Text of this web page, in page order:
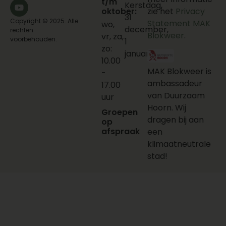
Copyright © 2025. Alle
rechten
voorbehouden.
oktober:
wo,
vr, za,
zo:
10.00
-
17.00
uur
Groepen
op
afspraak
Kerstdag,
31
december,
1
januari
zie het Privacy
Statement MAK
Blokweer.
MAK Blokweer is
ambassadeur
van Duurzaam
Hoorn. Wij
dragen bij aan
een
klimaatneutrale
stad!